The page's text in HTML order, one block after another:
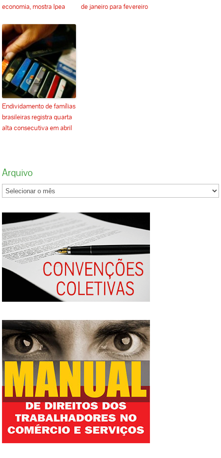
economia, mostra Ipea
de janeiro para fevereiro
Endividamento de famílias
brasileiras registra quarta
alta consecutiva em abril
Arquivo